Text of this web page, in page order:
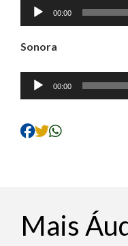
Tocador
de
áudio
00:00
Sonora
Tocador
de
00:00
Mais